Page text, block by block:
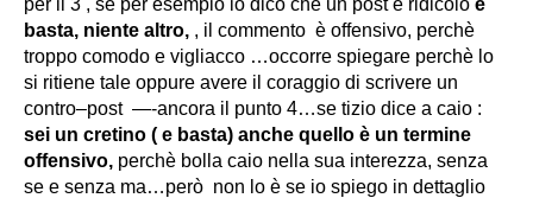
per il 3 , se per esempio io dico che un post è ridicolo e
basta, niente altro, , il commento è offensivo, perchè
troppo comodo e vigliacco …occorre spiegare perchè lo
si ritiene tale oppure avere il coraggio di scrivere un
contro–post —-ancora il punto 4…se tizio dice a caio :
sei un cretino ( e basta) anche quello è un termine
offensivo, perchè bolla caio nella sua interezza, senza
se e senza ma…però non lo è se io spiego in dettaglio